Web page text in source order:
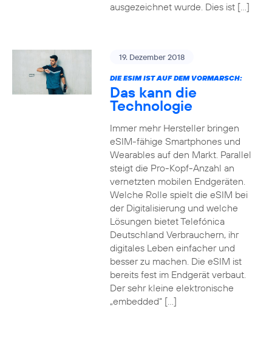
ausgezeichnet wurde. Dies ist […]
19. Dezember 2018
DIE ESIM IST AUF DEM VORMARSCH:
Das kann die
Technologie
Immer mehr Hersteller bringen
eSIM-fähige Smartphones und
Wearables auf den Markt. Parallel
steigt die Pro-Kopf-Anzahl an
vernetzten mobilen Endgeräten.
Welche Rolle spielt die eSIM bei
der Digitalisierung und welche
Lösungen bietet Telefónica
Deutschland Verbrauchern, ihr
digitales Leben einfacher und
besser zu machen. Die eSIM ist
bereits fest im Endgerät verbaut.
Der sehr kleine elektronische
„embedded“ […]